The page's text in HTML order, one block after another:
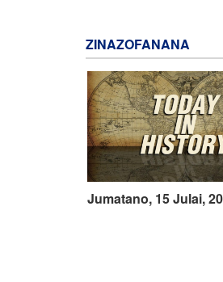
ZINAZOFANANA
Jumatano, 15 Julai,